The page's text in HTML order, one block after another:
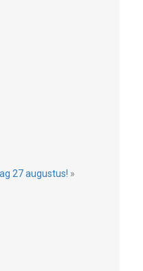
27 augustus! »